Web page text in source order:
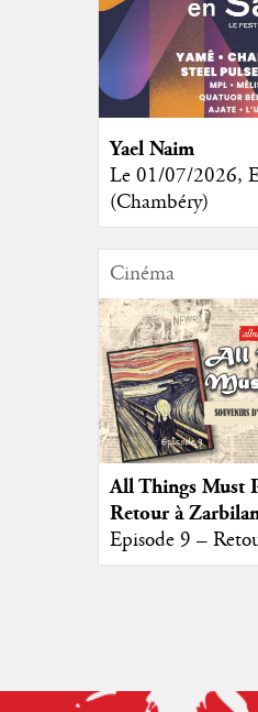
Yael Naim
Le 01/07/2026,
(Chambéry)
Cinéma
All Things Must
Retour à
Episode 9 –